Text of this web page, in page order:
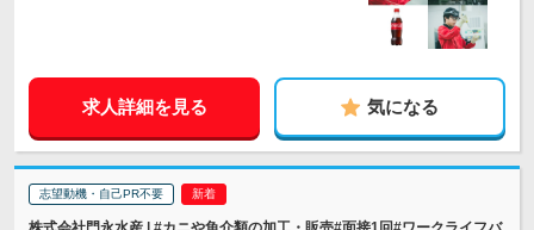
求人詳細を見る 気になる
志望動機・自己PR不要